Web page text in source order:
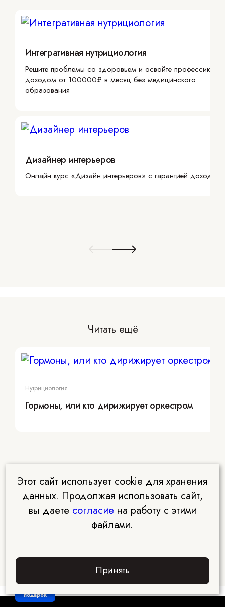
подарок
Интегративная нутрициология
Решите проблемы со здоровьем и освойте профессию с
доходом от 100000₽ в месяц без медицинского
образования
Дизайнер интерьеров
Онлайн курс «Дизайн интерьеров» с гарантией дохода
Читать ещё
Нутрициология
Гормоны, или кто дирижирует оркестром
Этот сайт использует cookie для хранения
данных. Продолжая использовать сайт,
вы даете согласие на работу с этими
файлами.
Принять